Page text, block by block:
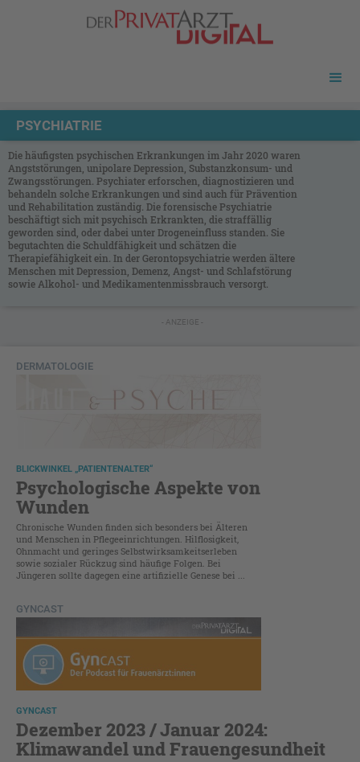
PSYCHIATRIE
Die häufigsten psychischen Erkrankungen im Jahr 2020 waren
Angststörungen, unipolare Depression, Substanzkonsum- und
Zwangsstörungen. Psychiater erforschen, diagnostizieren und
behandeln solche Erkrankungen und sind auch für Prävention
und Rehabilitation zuständig. Die forensische Psychiatrie
beschäftigt sich mit psychisch Erkrankten, die straffällig
geworden sind, oder dabei unter Drogeneinfluss standen. Sie
begutachten die Schuldfähigkeit und schätzen die
Therapiefähigkeit ein. In der Gerontopsychiatrie werden ältere
Menschen mit Depression, Demenz, Angst- und Schlafstörung
sowie Alkohol- und Medikamentenmissbrauch versorgt.
- ANZEIGE -
DERMATOLOGIE
BLICKWINKEL „PATIENTENALTER“
Psychologische Aspekte von
Wunden
Chronische Wunden finden sich besonders bei Älteren
und Menschen in Pflege­einrichtungen. Hilflosigkeit,
Ohnmacht und geringes Selbstwirksamkeitserleben
sowie sozialer Rückzug sind häufige Folgen. Bei
Jüngeren sollte dagegen eine artifizielle Genese bei ...
GYNCAST
GYNCAST
Dezember 2023 / Januar 2024:
Klimawandel und Frauengesundheit